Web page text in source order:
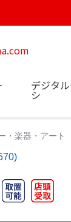
デジタ
シ
・楽器・アート